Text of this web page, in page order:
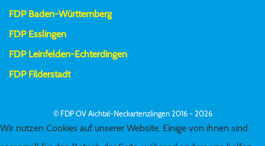
FDP Baden-Württemberg
FDP Esslingen
FDP Leinfelden-Echterdingen
FDP Filderstadt
© FDP OV Aichtal-Neckartenzlingen 2016 - 2026
Wir nutzen Cookies auf unserer Website. Einige von ihnen sind